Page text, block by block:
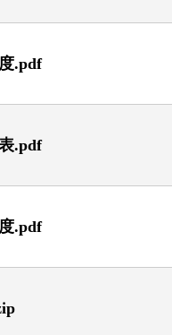
.pdf
.pdf
.pdf